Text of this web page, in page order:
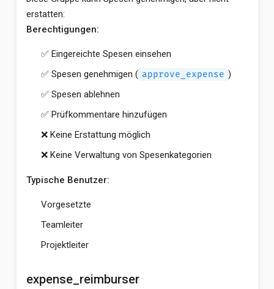
erstatten:
Berechtigungen:
✅ Eingereichte Spesen einsehen
✅ Spesen genehmigen ( approve_expense )
✅ Spesen ablehnen
✅ Prüfkommentare hinzufügen
❌ Keine Erstattung möglich
❌ Keine Verwaltung von Spesenkategorien
Typische Benutzer:
Vorgesetzte
Teamleiter
Projektleiter
expense_reimburser